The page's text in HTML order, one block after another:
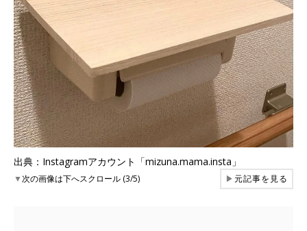
出典：Instagramアカウント「mizuna.mama.insta」
▼次の画像は下へスクロール (3/5) ▶元記事を見る